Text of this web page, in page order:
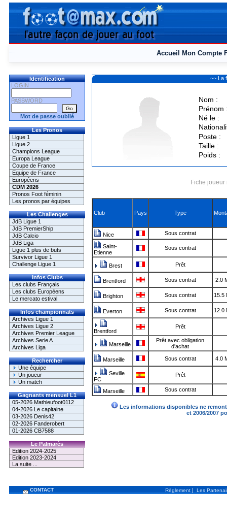
Accueil Mon Compte
Identification
LOGIN
PASSWORD
Mot de passe oublié
Les Pronos
Ligue 1
Ligue 2
Champions League
Europa League
Coupe de France
Equipe de France
Européens
CDM 2026
Pronos Foot féminin
Les pronos par équipes
Les Challenges
JdB Ligue 1
JdB PremierShip
JdB Calcio
JdB Liga
Ligue 1 plus de buts
Survivor Ligue 1
Challenge Ligue 1
Infos Clubs
Les clubs Français
Les clubs Européens
Le mercato estival
Infos championnats
Archives Ligue 1
Archives Ligue 2
Archives Premier League
Archives Serie A
Archives Liga
Rechercher
Une équipe
Un joueur
Un match
Gagnants mensuel L1
05-2026 Mathieufoot0112
04-2026 Le capitaine
03-2026 Denis42
02-2026 Fanderobert
01-2026 CB7588
Le Palmarès
Edition 2024-2025
Edition 2023-2024
La suite ...
~~ La
Nom :
Prénom
Né le :
Poste :
Taille :
Poids :
Fiche
Club Pays Type
Nice Sous contrat
Saint-
Etienne
Sous contrat
Brest Prêt
Brentford Sous contrat 2.0
Brighton Sous contrat 15.5
Everton Sous contrat 12.0
Brentford
Prêt
Marseille
Prêt avec obligation
d'achat
Marseille Sous contrat 4.0
Seville
FC
Prêt
Marseille Sous contrat
Les informations disponibles ne
et 2006/2007
CONTACT Règlement | Les